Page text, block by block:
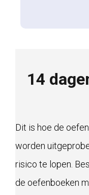
14
Dit is hoe de
worden
risico te lopen.
de oefenboeken